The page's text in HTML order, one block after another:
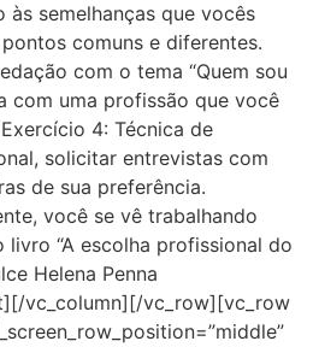
semelhanças que vocês
comuns e diferentes.
com o tema “Quem sou
com uma profissão que você
4: Técnica de
solicitar entrevistas com
de sua preferência.
você se vê trabalhando
livro “A escolha profissional do
Helena Penna
vc_column][/vc_row][vc_row